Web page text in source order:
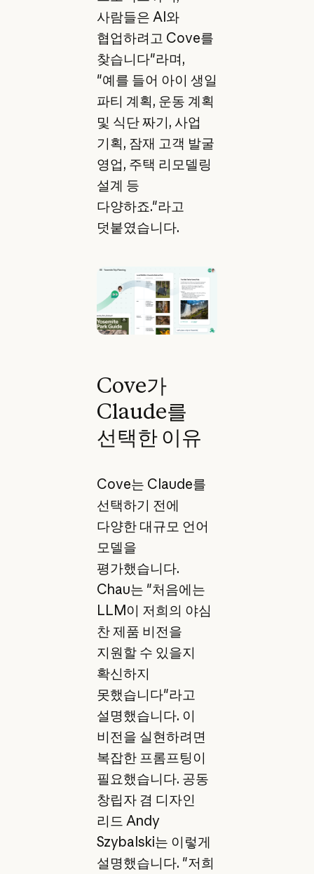
사람들은 AI와
협업하려고 Cove를
찾습니다"라며,
"예를 들어 아이 생일
파티 계획, 운동 계획
및 식단 짜기, 사업
기획, 잠재 고객 발굴
영업, 주택 리모델링
설계 등
다양하죠."라고
덧붙였습니다.
Cove가
Claude를
선택한 이유
Cove는 Claude를
선택하기 전에
다양한 대규모 언어
모델을
평가했습니다.
Chau는 "처음에는
LLM이 저희의 야심
찬 제품 비전을
지원할 수 있을지
확신하지
못했습니다"라고
설명했습니다. 이
비전을 실현하려면
복잡한 프롬프팅이
필요했습니다. 공동
창립자 겸 디자인
리드 Andy
Szybalski는 이렇게
설명했습니다. "저희